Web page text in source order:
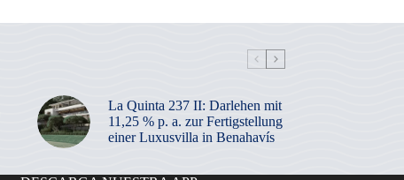
La Quinta 237 II: Darlehen mit
11,25 % p. a. zur Fertigstellung
einer Luxusvilla in Benahavís